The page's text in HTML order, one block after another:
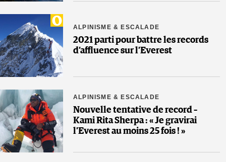
ALPINISME & ESCALADE
2021 parti pour battre les records
d’affluence sur l’Everest
ALPINISME & ESCALADE
Nouvelle tentative de record –
Kami Rita Sherpa : « Je gravirai
l’Everest au moins 25 fois ! »